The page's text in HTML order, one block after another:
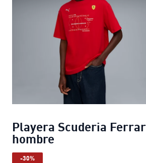
Playera Scuderia
hombre
-30%